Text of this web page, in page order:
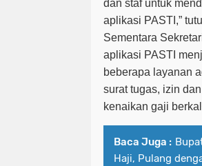
dan staf untuk
aplikasi PASTI,”
Sementara
aplikasi PASTI
beberapa layanan
surat tugas, izin
kenaikan gaji
Baca Juga :
Haji, Pulang